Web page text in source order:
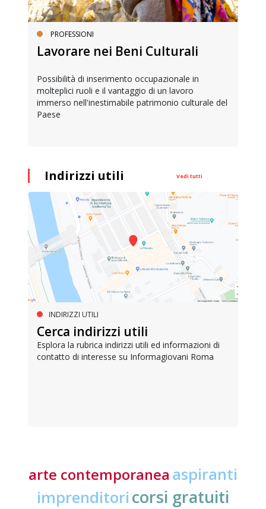
PROFESSIONI
Lavorare nei Beni Culturali
Possibilità di inserimento occupazionale in
molteplici ruoli e il vantaggio di un lavoro
immerso nell'inestimabile patrimonio culturale del
Paese
Indirizzi utili Vedi tutti
INDIRIZZI UTILI
Cerca indirizzi utili
Esplora la rubrica indirizzi utili ed informazioni di
contatto di interesse su Informagiovani Roma
arte contemporanea aspiranti
imprenditori corsi gratuiti